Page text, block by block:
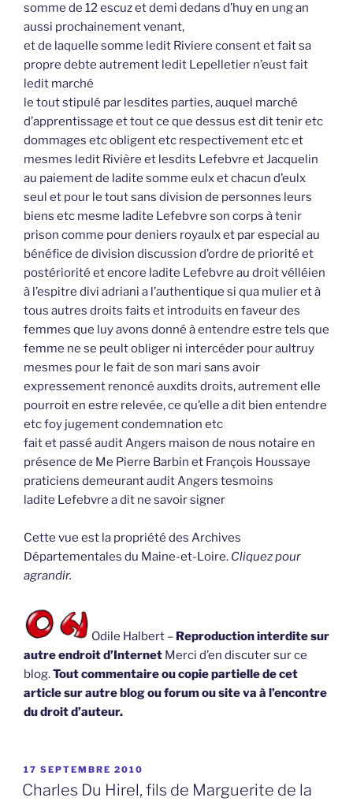
somme de 12 escuz et demi dedans d’huy en ung an
aussi prochainement venant,
et de laquelle somme ledit Riviere consent et fait sa
propre debte autrement ledit Lepelletier n’eust fait
ledit marché
le tout stipulé par lesdites parties, auquel marché
d’apprentissage et tout ce que dessus est dit tenir etc
dommages etc obligent etc respectivement etc et
mesmes ledit Rivière et lesdits Lefebvre et Jacquelin
au paiement de ladite somme eulx et chacun d’eulx
seul et pour le tout sans division de personnes leurs
biens etc mesme ladite Lefebvre son corps à tenir
prison comme pour deniers royaulx et par especial au
bénéfice de division discussion d’ordre de priorité et
postériorité et encore ladite Lefebvre au droit vélléien
à l’espitre divi adriani a l’authentique si qua mulier et à
tous autres droits faits et introduits en faveur des
femmes que luy avons donné à entendre estre tels que
femme ne se peult obliger ni intercéder pour aultruy
mesmes pour le fait de son mari sans avoir
expressement renoncé auxdits droits, autrement elle
pourroit en estre relevée, ce qu’elle a dit bien entendre
etc foy jugement condemnation etc
fait et passé audit Angers maison de nous notaire en
présence de Me Pierre Barbin et François Houssaye
praticiens demeurant audit Angers tesmoins
ladite Lefebvre a dit ne savoir signer
Cette vue est la propriété des Archives
Départementales du Maine-et-Loire. Cliquez pour
agrandir.
Odile Halbert – Reproduction interdite sur
autre endroit d’Internet Merci d’en discuter sur ce
blog.Tout commentaire ou copie partielle de cet
article sur autre blog ou forum ou site va à l’encontre
du droit d’auteur.
PUBLIÉ
LE
17 SEPTEMBRE 2010
Charles Du Hirel, fils de Marguerite de la